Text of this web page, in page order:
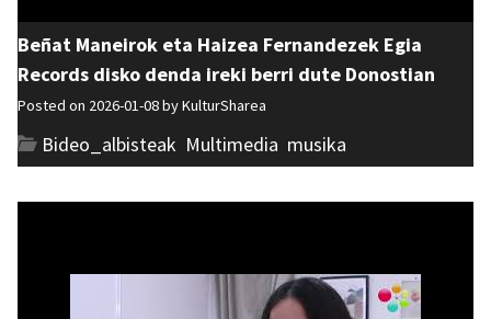
Beñat Maneirok eta Haizea Fernandezek Egia
Records disko denda ireki berri dute Donostian
Posted on 2026-01-08 byKulturSharea
Bideo_albisteak Multimedia musika